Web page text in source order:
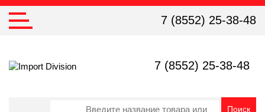
7 (8552) 25-38-48
7 (8552) 25-38-48